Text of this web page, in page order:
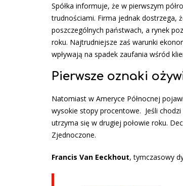
Spółka informuje, że w pierwszym
trudnościami. Firma jednak dostrzega,
poszczególnych państwach, a rynek
roku. Najtrudniejsze zaś warunki
wpływają na spadek zaufania wśród
Pierwsze oznaki
Natomiast w Ameryce Północnej
wysokie stopy procentowe. Jeśli
utrzyma się w drugiej połowie roku.
Zjednoczone.
Francis Van Eeckhout, tymczasowy